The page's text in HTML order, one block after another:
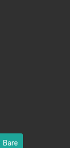
Bare